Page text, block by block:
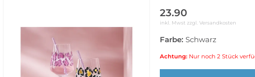
23.90
inkl. Mwst zzgl. Versandkosten
Farbe: Schwarz
Achtung: Nur noch 2 Stück